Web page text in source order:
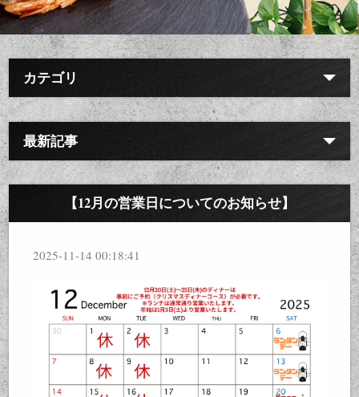
カテゴリ
最新記事
【12月の営業日についてのお知らせ】
2025-11-14 00:18:41